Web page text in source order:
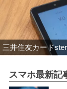
三井住友カード
スマホ最新記